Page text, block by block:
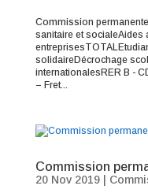
Commission
sanitaire et socialeAides
solidaireDécrochage
internationalesRER B -
– Fret...
Commission
20 Nov 2019|